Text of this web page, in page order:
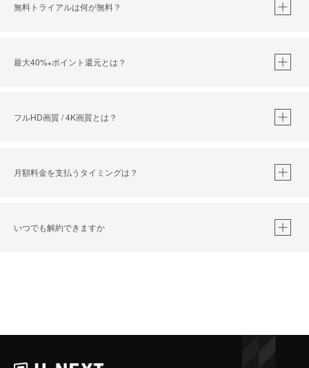
無料トライアルは何が無料？
最大40%※ポイント還元とは？
※40％ポイント還元の対象は、クレジットカード決済による作品の購入 / レンタルです。
iOSアプリのUコイン決済による作品の購入 / レンタルは、20％のポイント還元です。
フルHD画質 / 4K画質とは？
月額料金を支払うタイミングは？
いつでも解約できますか